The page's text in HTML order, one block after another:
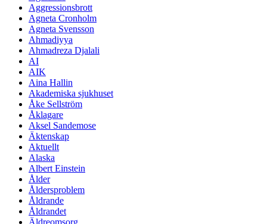
Aggressionsbrott
Agneta Cronholm
Agneta Svensson
Ahmadiyya
Ahmadreza Djalali
AI
AIK
Aina Hallin
Akademiska sjukhuset
Åke Sellström
Åklagare
Aksel Sandemose
Äktenskap
Aktuellt
Alaska
Albert Einstein
Ålder
Åldersproblem
Åldrande
Åldrandet
Äldreomsorg